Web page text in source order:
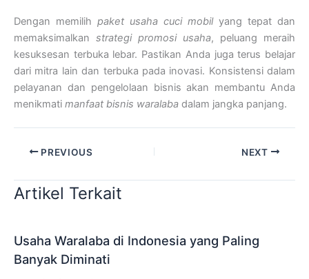
Dengan memilih paket usaha cuci mobilyang tepat dan
memaksimalkan strategi promosi usaha, peluang meraih
kesuksesan terbuka lebar. Pastikan Anda juga terus belajar
dari mitra lain dan terbuka pada inovasi. Konsistensi dalam
pelayanan dan pengelolaan bisnis akan membantu Anda
menikmati manfaat bisnis waralaba dalam jangka panjang.
PREVIOUS NEXT
Artikel Terkait
Usaha Waralaba di Indonesia yang Paling
Banyak Diminati